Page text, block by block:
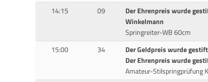
14:15 09
Der Ehrenpreis wurde
Winkelmann
Springreiter-WB 60cm
15:00 34
Der Geldpreis wurde
Der Ehrenpreis wurde
Amateur-Stilspringprüfung